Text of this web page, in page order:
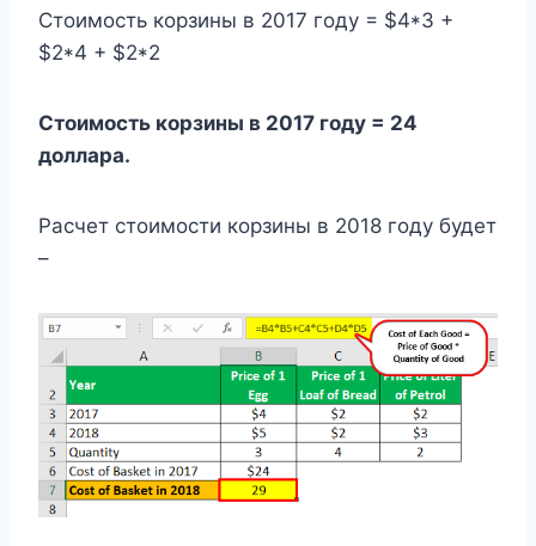
Стоимость корзины в 2017 году = $4*3 +
$2*4 + $2*2
Стоимость корзины в 2017 году = 24
доллара.
Расчет стоимости корзины в 2018 году будет
–